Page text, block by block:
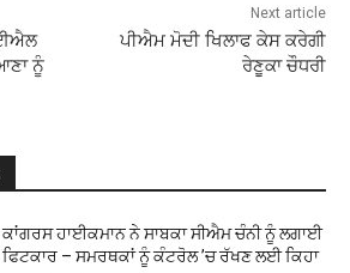
ਨੂੰ
Next article
ਪੀਐਮ ਮੋਦੀ ਖਿਲਾਫ ਕੇਸ ਕਰੇਗੀ
ਰੇਣੂਕਾ ਚੌਧਰੀ
ਕਾਂਗਰਸ ਹਾਈਕਮਾਨ ਨੇ ਸਾਬਕਾ ਸੀਐਮ ਚੰਨੀ ਨੂੰ ਲਗਾਈ
ਫਿਟਕਾਰ – ਸਮਰਥਕਾਂ ਨੂੰ ਕੰਟਰੋਲ ’ਚ ਰੱਖਣ ਲਈ ਕਿਹਾ